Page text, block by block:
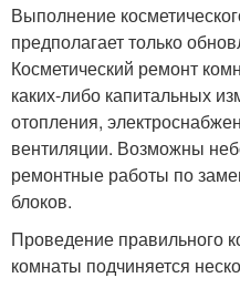
Выполнение
предполагает только
Косметический ремонт
каких-либо капитальных
отопления,
вентиляции. Возможны
ремонтные работы по
блоков.
Проведение правильного
комнаты подчиняется